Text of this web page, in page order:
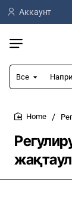
Аккаунт
Все
Например
киянка